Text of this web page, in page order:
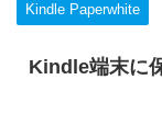
Kindle Paperwhite
Kindle端末に